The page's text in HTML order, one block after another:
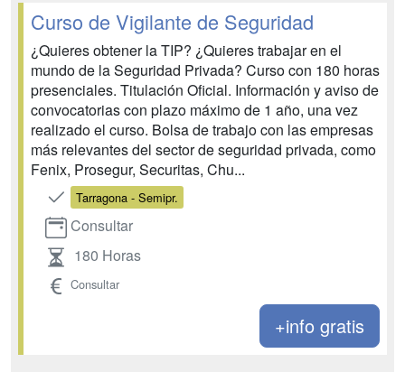
Curso de Vigilante de Seguridad
¿Quieres obtener la TIP? ¿Quieres trabajar en el
mundo de la Seguridad Privada? Curso con 180 horas
presenciales. Titulación Oficial. Información y aviso de
convocatorias con plazo máximo de 1 año, una vez
realizado el curso. Bolsa de trabajo con las empresas
más relevantes del sector de seguridad privada, como
Fenix, Prosegur, Securitas, Chu...
Tarragona - Semipr.
Consultar
180 Horas
Consultar
+info gratis